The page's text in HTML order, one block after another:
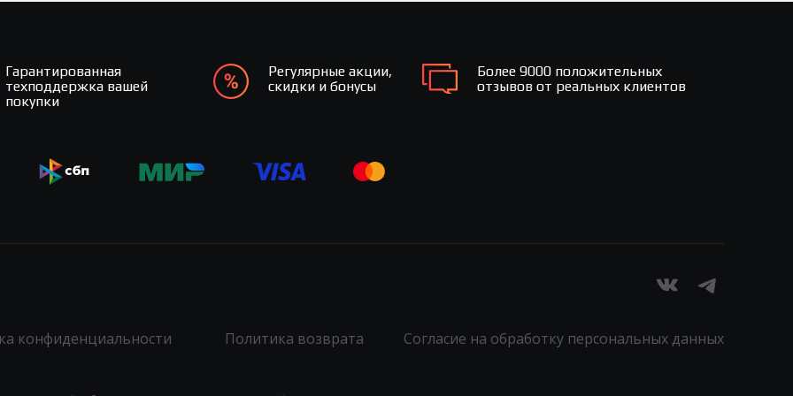
Гарантированная
техподдержка вашей
покупки
Регулярные акции,
скидки и бонусы
Более 9000 положительных
отзывов от реальных клиентов
конфиденциальности Политика возврата Согласие на обработку персональных данных